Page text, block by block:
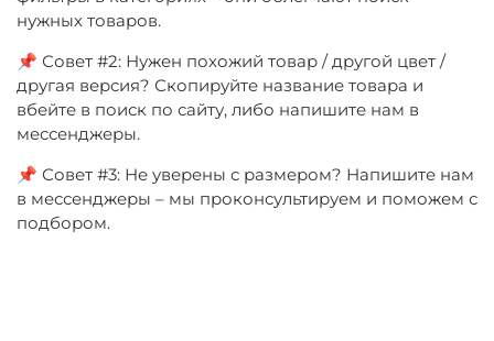
нужных товаров.
📌 Совет #2: Нужен похожий товар / другой цвет /
другая версия? Скопируйте название товара и
вбейте в поиск по сайту, либо напишите нам в
мессенджеры.
📌 Совет #3: Не уверены с размером? Напишите нам
в мессенджеры – мы проконсультируем и поможем с
подбором.